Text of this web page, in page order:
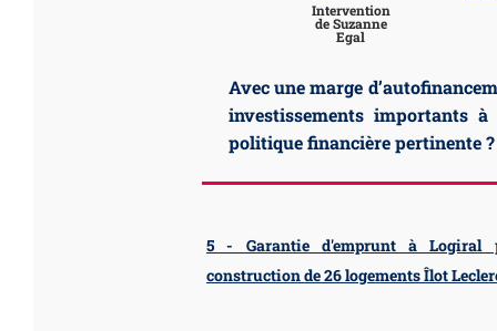
Intervention
de Suzanne
Egal
Avec une marge
investissements importants
politique financière pertinente ?
5 - Garantie d'emprunt à Logiral
construction de 26 logements Îlot